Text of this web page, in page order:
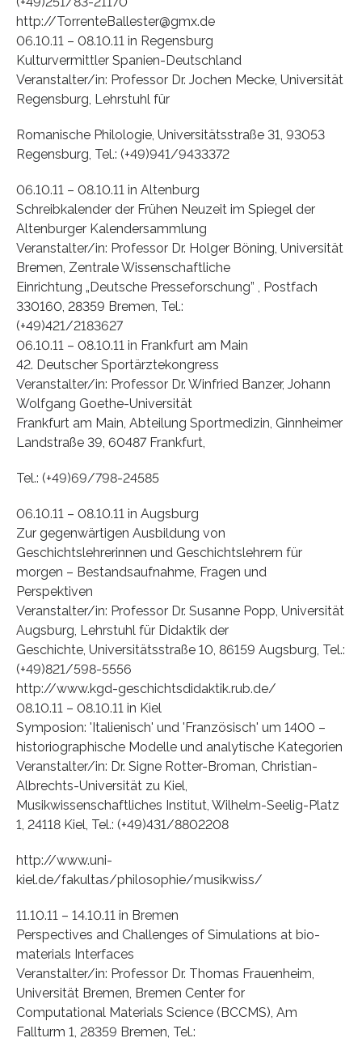
http://TorrenteBallester@gmx.de
06.10.11 – 08.10.11 in Regensburg
Kulturvermittler Spanien-Deutschland
Veranstalter/in: Professor Dr. Jochen Mecke, Universität
Regensburg, Lehrstuhl für
Romanische Philologie, Universitätsstraße 31, 93053
Regensburg, Tel.: (+49)941/9433372
06.10.11 – 08.10.11 in Altenburg
Schreibkalender der Frühen Neuzeit im Spiegel der
Altenburger Kalendersammlung
Veranstalter/in: Professor Dr. Holger Böning, Universität
Bremen, Zentrale Wissenschaftliche
Einrichtung „Deutsche Presseforschung” , Postfach
330160, 28359 Bremen, Tel.:
(+49)421/2183627
06.10.11 – 08.10.11 in Frankfurt am Main
42. Deutscher Sportärztekongress
Veranstalter/in: Professor Dr. Winfried Banzer, Johann
Wolfgang Goethe-Universität
Frankfurt am Main, Abteilung Sportmedizin, Ginnheimer
Landstraße 39, 60487 Frankfurt,
Tel.: (+49)69/798-24585
06.10.11 – 08.10.11 in Augsburg
Zur gegenwärtigen Ausbildung von
Geschichtslehrerinnen und Geschichtslehrern für
morgen – Bestandsaufnahme, Fragen und
Perspektiven
Veranstalter/in: Professor Dr. Susanne Popp, Universität
Augsburg, Lehrstuhl für Didaktik der
Geschichte, Universitätsstraße 10, 86159 Augsburg, Tel.:
(+49)821/598-5556
http://www.kgd-geschichtsdidaktik.rub.de/
08.10.11 – 08.10.11 in Kiel
Symposion: 'Italienisch' und 'Französisch' um 1400 –
historiographische Modelle und analytische Kategorien
Veranstalter/in: Dr. Signe Rotter-Broman, Christian-
Albrechts-Universität zu Kiel,
Musikwissenschaftliches Institut, Wilhelm-Seelig-Platz
1, 24118 Kiel, Tel.: (+49)431/8802208
http://www.uni-
kiel.de/fakultas/philosophie/musikwiss/
11.10.11 – 14.10.11 in Bremen
Perspectives and Challenges of Simulations at bio-
materials Interfaces
Veranstalter/in: Professor Dr. Thomas Frauenheim,
Universität Bremen, Bremen Center for
Computational Materials Science (BCCMS), Am
Fallturm 1, 28359 Bremen, Tel.: